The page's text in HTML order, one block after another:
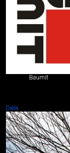
Baumit
Diela